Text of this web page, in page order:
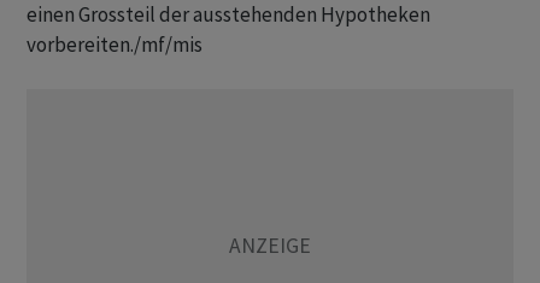
einen Grossteil der ausstehenden Hypotheken
vorbereiten./mf/mis